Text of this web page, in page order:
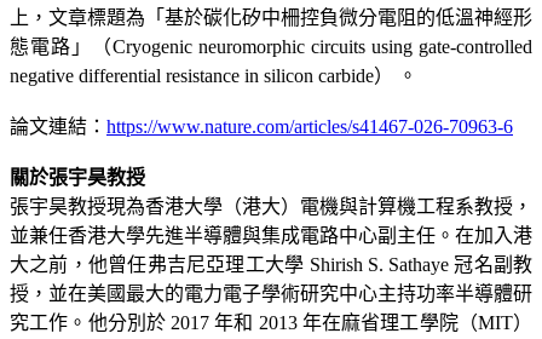
上，文章標題為「基於碳化矽中柵控負微分電阻的低溫神經形
態電路」（Cryogenic neuromorphic circuits using gate-controlled
negative differential resistance in silicon carbide） 。
論文連結： https://www.nature.com/articles/s41467-026-70963-6
關於張宇昊教授
張宇昊教授現為香港大學（港大）電機與計算機工程系教授，
並兼任香港大學先進半導體與集成電路中心副主任。在加入港
大之前，他曾任弗吉尼亞理工大學 Shirish S. Sathaye 冠名副教
授，並在美國最大的電力電子學術研究中心主持功率半導體研
究工作。他分別於 2017 年和 2013 年在麻省理工學院（MIT）